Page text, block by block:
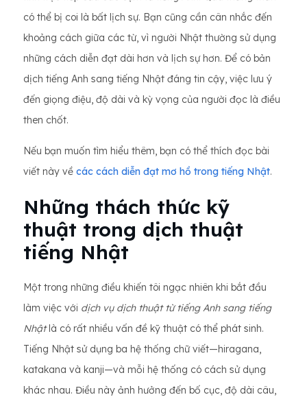
có thể bị coi là bất lịch sự. Bạn cũng cần cân nhắc đến
khoảng cách giữa các từ, vì người Nhật thường sử dụng
những cách diễn đạt dài hơn và lịch sự hơn. Để có bản
dịch tiếng Anh sang tiếng Nhật đáng tin cậy, việc lưu ý
đến giọng điệu, độ dài và kỳ vọng của người đọc là điều
then chốt.
Nếu bạn muốn tìm hiểu thêm, bạn có thể thích đọc bài
viết này về các cách diễn đạt mơ hồ trong tiếng Nhật.
Những thách thức kỹ
thuật trong dịch thuật
tiếng Nhật
Một trong những điều khiến tôi ngạc nhiên khi bắt đầu
làm việc với dịch vụ dịch thuật từ tiếng Anh sang tiếng
Nhậtlà có rất nhiều vấn đề kỹ thuật có thể phát sinh.
Tiếng Nhật sử dụng ba hệ thống chữ viết—hiragana,
katakana và kanji—và mỗi hệ thống có cách sử dụng
khác nhau. Điều này ảnh hưởng đến bố cục, độ dài câu,